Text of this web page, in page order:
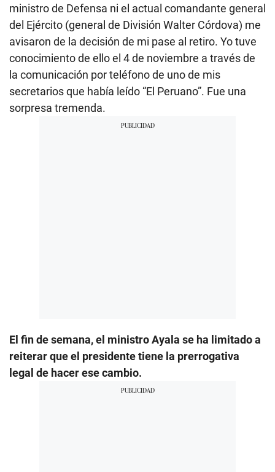
ministro de Defensa ni el actual comandante general
del Ejército (general de División Walter Córdova) me
avisaron de la decisión de mi pase al retiro. Yo tuve
conocimiento de ello el 4 de noviembre a través de
la comunicación por teléfono de uno de mis
secretarios que había leído “El Peruano”. Fue una
sorpresa tremenda.
El fin de semana, el ministro Ayala se ha limitado a
reiterar que el presidente tiene la prerrogativa
legal de hacer ese cambio.